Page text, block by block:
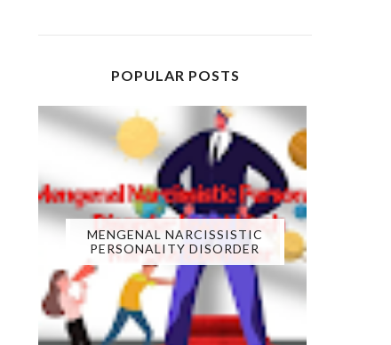
POPULAR POSTS
MENGENAL NARCISSISTIC
PERSONALITY DISORDER